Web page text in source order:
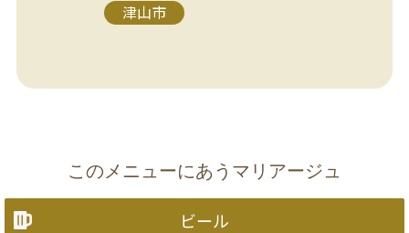
津山市
このメニューにあうマリアージュ
ビール